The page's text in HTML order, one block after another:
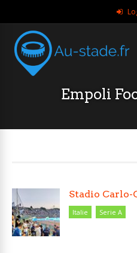
Empoli
Stadio Carlo-
Italie Serie A